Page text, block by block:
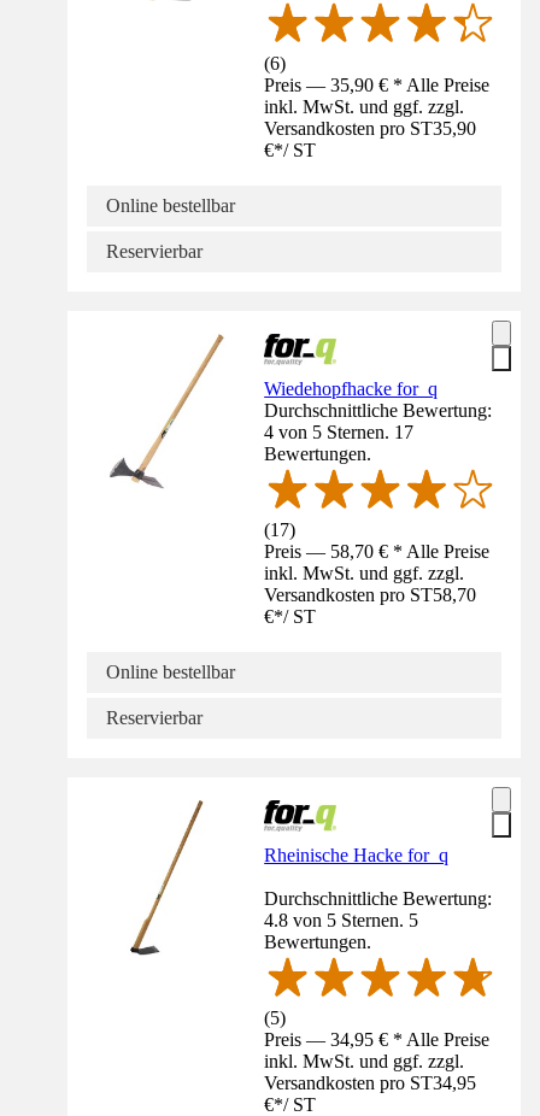
(6)
Preis — 35,90 € * Alle Preise
inkl. MwSt. und ggf. zzgl.
Versandkosten pro ST35,90
€*/ ST
Online bestellbar
Reservierbar
Wiedehopfhacke for_q
Durchschnittliche Bewertung:
4 von 5 Sternen. 17
Bewertungen.
(17)
Preis — 58,70 € * Alle Preise
inkl. MwSt. und ggf. zzgl.
Versandkosten pro ST58,70
€*/ ST
Online bestellbar
Reservierbar
Rheinische Hacke for_q
Durchschnittliche Bewertung:
4.8 von 5 Sternen. 5
Bewertungen.
(5)
Preis — 34,95 € * Alle Preise
inkl. MwSt. und ggf. zzgl.
Versandkosten pro ST34,95
€*/ ST